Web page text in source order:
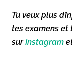
Tu veux plus
tes examens et
surInstagram